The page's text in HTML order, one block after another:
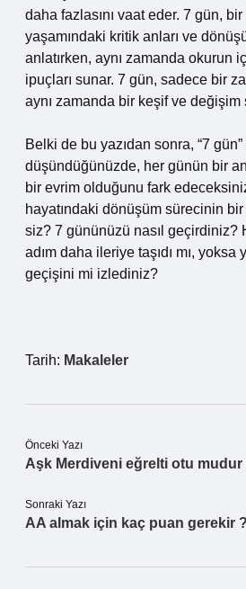
daha fazlasını vaat eder. 7 gün,
yaşamındaki kritik anları ve
anlatırken, aynı zamanda okurun
ipuçları sunar. 7 gün, sadece bir
aynı zamanda bir keşif ve değişim
Belki de bu yazıdan sonra, “7 gün”
düşündüğünüzde, her günün bir
bir evrim olduğunu fark
hayatındaki dönüşüm sürecinin bir
siz? 7 gününüzü nasıl geçirdiniz?
adım daha ileriye taşıdı mı, yoksa
geçişini mi izlediniz?
Tarih: Makaleler
Önceki Yazı
Aşk Merdiveni eğrelti otu mudur
Sonraki Yazı
AA almak için kaç puan gerekir ?